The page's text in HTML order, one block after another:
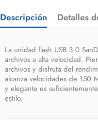
Descripción Detalles
La unidad flash USB 3.0
archivos a alta velocidad.
archivos y disfruta del
alcanza velocidades de 150
y elegante es
estilo.